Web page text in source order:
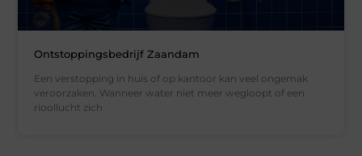
Ontstoppingsbedrijf Zaandam
Een verstopping in huis of op kantoor kan veel ongemak
veroorzaken. Wanneer water niet meer wegloopt of een
rioollucht zich